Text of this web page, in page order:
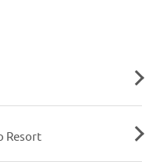
Resort